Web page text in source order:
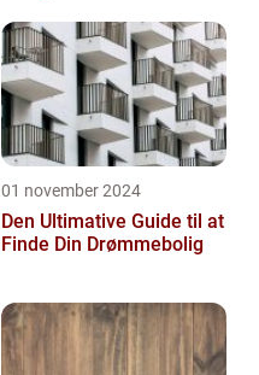
01 november 2024
Den Ultimative Guide til at
Finde Din Drømmebolig